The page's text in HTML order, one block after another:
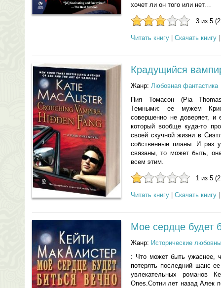
хочет ли он того или нет…
3 из 5
Читать книгу Скачать книгу
Крадущийся
Жанр: Любовная фантастика
Пия Томасон (Pia
Темными: ее мужем
совершенно не доверяет,
который вообще куда-то
своей скучной жизни в
собственные планы. И раз
связаны, то может быть,
всем этим.
1 из 5
Читать книгу Скачать книгу
Мое сердце будет
Жанр: Исторические
: Что может быть ужаснее,
потерять последний шанс
увлекательных романов
Ones.Сотни лет назад Алек